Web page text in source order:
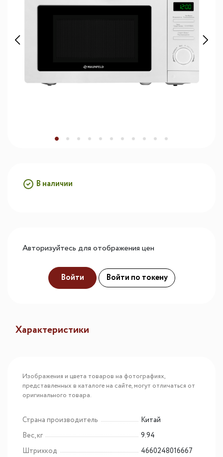
В наличии
Авторизуйтесь для отображения цен
Войти Войти по токену
Характеристики
Изображения и цвета товаров на фотографиях,
представленных в каталоге на сайте, могут отличаться от
оригинального товара.
Страна производитель
Китай
Вес, кг
9.94
Штрихкод
4660248016667